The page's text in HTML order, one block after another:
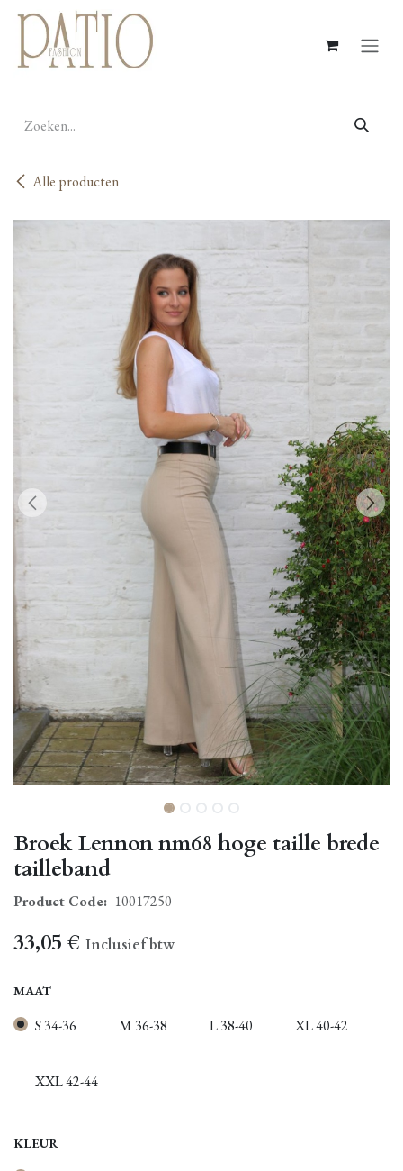
Overslaan naar inhoud
Alle producten
Broek Lennon nm68 hoge taille brede
tailleband
Product Code: 10017250
33,05 € Inclusief btw
MAAT
S 34-36 M 36-38 L 38-40 XL 40-42
XXL 42-44
KLEUR